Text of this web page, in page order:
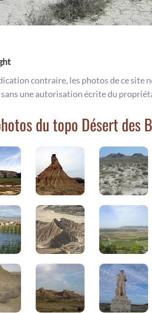
contraire, les photos de ce site
une autorisation écrite du
du topo Désert des